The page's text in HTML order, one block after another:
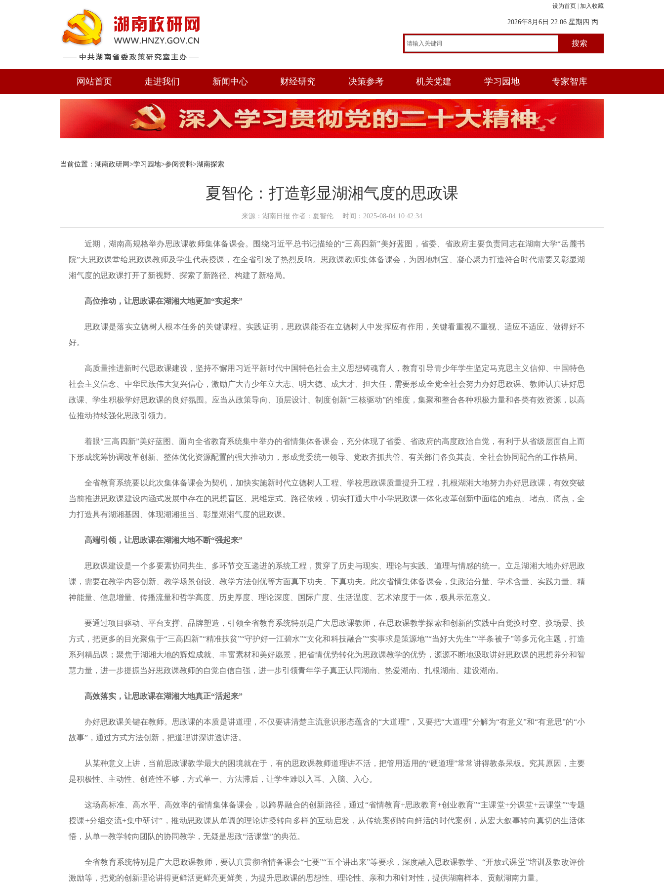
设为首页 加入收藏
2026年8月6日 22:06 星期四 丙
午年(马) 五月初一 亥时
网站首页 走进我们 新闻中心 财经研究 决策参考 机关党建 学习园地 专家智库
当前位置： 湖南政研网 >学习园地>参阅资料>湖南探索
夏智伦：打造彰显湖湘气度的思政课
来源：湖南日报 作者：夏智伦 时间：2025-08-04 10:42:34
近期，湖南高规格举办思政课教师集体备课会。围绕习近平总书记描绘的“三高四新”美好蓝图，省委、省政府主要负责同志在湖南大学“岳麓书
院”大思政课堂给思政课教师及学生代表授课，在全省引发了热烈反响。思政课教师集体备课会，为因地制宜、凝心聚力打造符合时代需要又彰显湖
湘气度的思政课打开了新视野、探索了新路径、构建了新格局。
高位推动，让思政课在湖湘大地更加“实起来”
思政课是落实立德树人根本任务的关键课程。实践证明，思政课能否在立德树人中发挥应有作用，关键看重视不重视、适应不适应、做得好不
好。
高质量推进新时代思政课建设，坚持不懈用习近平新时代中国特色社会主义思想铸魂育人，教育引导青少年学生坚定马克思主义信仰、中国特色
社会主义信念、中华民族伟大复兴信心，激励广大青少年立大志、明大德、成大才、担大任，需要形成全党全社会努力办好思政课、教师认真讲好思
政课、学生积极学好思政课的良好氛围。应当从政策导向、顶层设计、制度创新“三核驱动”的维度，集聚和整合各种积极力量和各类有效资源，以高
位推动持续强化思政引领力。
着眼“三高四新”美好蓝图、面向全省教育系统集中举办的省情集体备课会，充分体现了省委、省政府的高度政治自觉，有利于从省级层面自上而
下形成统筹协调改革创新、整体优化资源配置的强大推动力，形成党委统一领导、党政齐抓共管、有关部门各负其责、全社会协同配合的工作格局。
全省教育系统要以此次集体备课会为契机，加快实施新时代立德树人工程、学校思政课质量提升工程，扎根湖湘大地努力办好思政课，有效突破
当前推进思政课建设内涵式发展中存在的思想盲区、思维定式、路径依赖，切实打通大中小学思政课一体化改革创新中面临的难点、堵点、痛点，全
力打造具有湖湘基因、体现湖湘担当、彰显湖湘气度的思政课。
高端引领，让思政课在湖湘大地不断“强起来”
思政课建设是一个多要素协同共生、多环节交互递进的系统工程，贯穿了历史与现实、理论与实践、道理与情感的统一。立足湖湘大地办好思政
课，需要在教学内容创新、教学场景创设、教学方法创优等方面真下功夫、下真功夫。此次省情集体备课会，集政治分量、学术含量、实践力量、精
神能量、信息增量、传播流量和哲学高度、历史厚度、理论深度、国际广度、生活温度、艺术浓度于一体，极具示范意义。
要通过项目驱动、平台支撑、品牌塑造，引领全省教育系统特别是广大思政课教师，在思政课教学探索和创新的实践中自觉换时空、换场景、换
方式，把更多的目光聚焦于“三高四新”“精准扶贫”“守护好一江碧水”“文化和科技融合”“实事求是策源地”“当好大先生”“半条被子”等多元化主题，打造
系列精品课；聚焦于湖湘大地的辉煌成就、丰富素材和美好愿景，把省情优势转化为思政课教学的优势，源源不断地汲取讲好思政课的思想养分和智
慧力量，进一步提振当好思政课教师的自觉自信自强，进一步引领青年学子真正认同湖南、热爱湖南、扎根湖南、建设湖南。
高效落实，让思政课在湖湘大地真正“活起来”
办好思政课关键在教师。思政课的本质是讲道理，不仅要讲清楚主流意识形态蕴含的“大道理”，又要把“大道理”分解为“有意义”和“有意思”的“小
故事”，通过方式方法创新，把道理讲深讲透讲活。
从某种意义上讲，当前思政课教学最大的困境就在于，有的思政课教师道理讲不活，把管用适用的“硬道理”常常讲得教条呆板。究其原因，主要
是积极性、主动性、创造性不够，方式单一、方法滞后，让学生难以入耳、入脑、入心。
这场高标准、高水平、高效率的省情集体备课会，以跨界融合的创新路径，通过“省情教育+思政教育+创业教育”“主课堂+分课堂+云课堂”“专题
授课+分组交流+集中研讨”，推动思政课从单调的理论讲授转向多样的互动启发，从传统案例转向鲜活的时代案例，从宏大叙事转向真切的生活体
悟，从单一教学转向团队的协同教学，无疑是思政“活课堂”的典范。
全省教育系统特别是广大思政课教师，要认真贯彻省情备课会“七要”“五个讲出来”等要求，深度融入思政课教学、“开放式课堂”培训及教改评价
激励等，把党的创新理论讲得更鲜活更鲜亮更鲜美，为提升思政课的思想性、理论性、亲和力和针对性，提供湖南样本、贡献湖南力量。